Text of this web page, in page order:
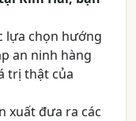
lựa chọn hướng
an ninh hàng
trị thật của
xuất đưa ra các